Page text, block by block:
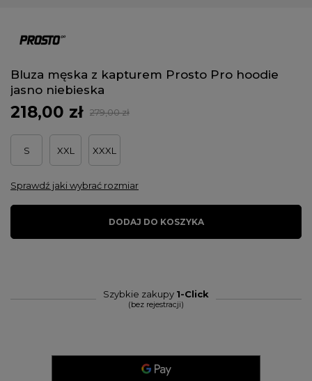
Bluza męska z kapturem Prosto Pro hoodie
jasno niebieska
218,00 zł 279,00 zł
S XXL XXXL
Sprawdź jaki wybrać rozmiar
DODAJ DO KOSZYKA
Szybkie zakupy 1-Click
(bez rejestracji)